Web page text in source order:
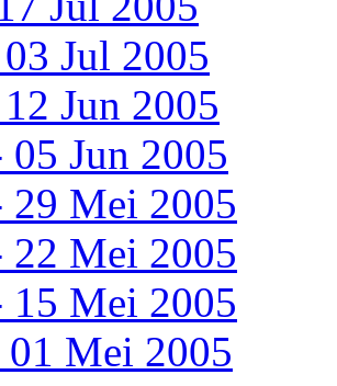
Jul 2005
Jun 2005
Jun 2005
29 Mei 2005
22 Mei 2005
15 Mei 2005
Mei 2005